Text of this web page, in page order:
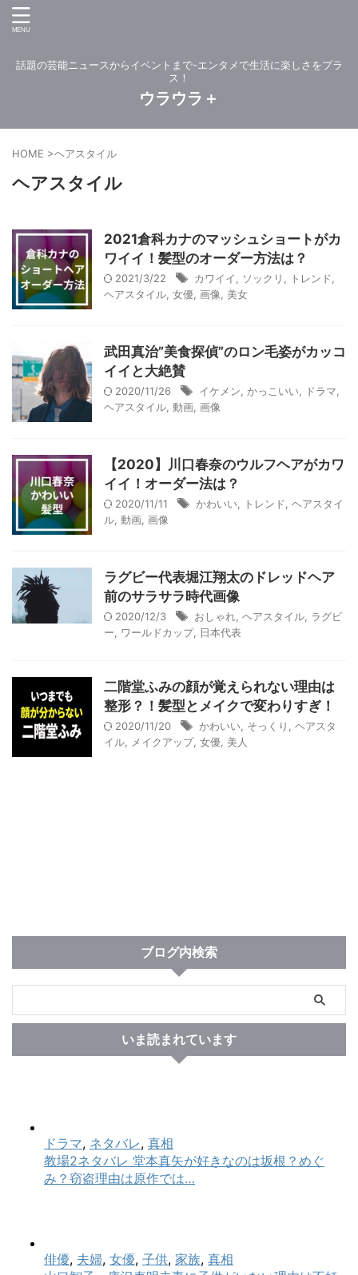
話題の芸能ニュースからイベントまで-エンタメで生活に楽しさをプラ
ス！
ウラウラ＋
HOME >ヘアスタイル
ヘアスタイル
2021倉科カナのマッシュショートがカ
ワイイ！髪型のオーダー方法は？
2021/3/22 カワイイ ソックリ トレンド
ヘアスタイル 女優 画像 美女
武田真治”美食探偵”のロン毛姿がカッコ
イイと大絶賛
2020/11/26 イケメン かっこいい ドラマ
ヘアスタイル 動画 画像
【2020】川口春奈のウルフヘアがカワ
イイ！オーダー法は？
2020/11/11 かわいい トレンド
ヘアスタイ
ル 動画 画像
ラグビー代表堀江翔太のドレッドヘア
前のサラサラ時代画像
2020/12/3 おしゃれ ヘアスタイル ラグビ
ー
ワールドカップ, 日本代表
二階堂ふみの顔が覚えられない理由は
整形？！髪型とメイクで変わりすぎ！
2020/11/20 かわいい そっくり
ヘアスタ
イル
メイクアップ, 女優 美人
ブログ内検索
いま読まれています